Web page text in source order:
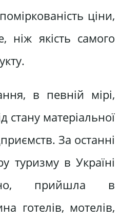
ціни,
якість самого
в певній мірі,
стану матеріальної
За останні
туризму в Україні
прийшла в
готелів, мотелів,